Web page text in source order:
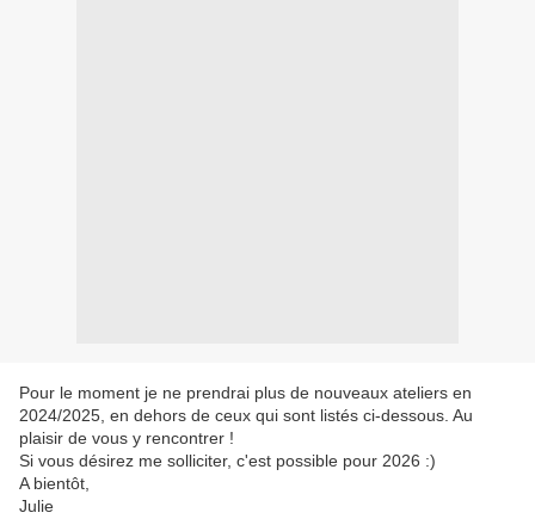
Pour le moment je ne prendrai plus de nouveaux ateliers en
2024/2025, en dehors de ceux qui sont listés ci-dessous. Au
plaisir de vous y rencontrer !
Si vous désirez me solliciter, c'est possible pour 2026 :)
A bientôt,
Julie